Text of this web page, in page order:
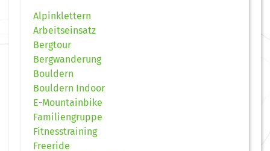
Alpinklettern
Arbeitseinsatz
Bergtour
Bergwanderung
Bouldern
Bouldern Indoor
E-Mountainbike
Familiengruppe
Fitnesstraining
Freeride